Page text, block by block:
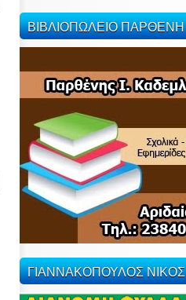
ΒΙΒΛΙΟΠΩΛΕΙΟ ΠΑΡΘΕΝΗ
ΓΙΑΝΝΑΚΟΠΟΥΛΟΣ ΝΙΚΟΣ